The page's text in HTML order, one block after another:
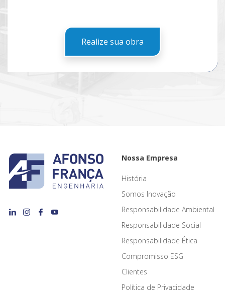
Realize sua obra
Nossa Empresa
História
Somos Inovação
Responsabilidade Ambiental
Responsabilidade Social
Responsabilidade Ética
Compromisso ESG
Clientes
Política de Privacidade